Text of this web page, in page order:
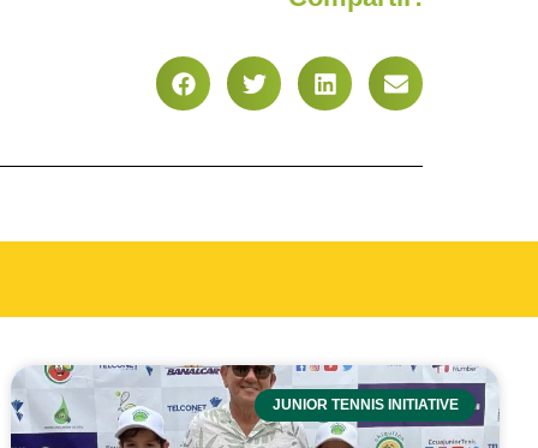
JUNIOR TENNIS INITIATIVE